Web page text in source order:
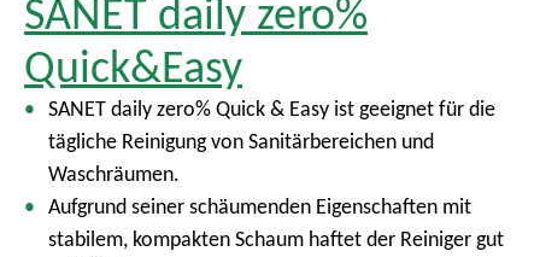
n
a
c
SANET daily zero%
Quick&Easy
SANET daily zero% Quick & Easy ist geeignet für die
tägliche Reinigung von Sanitärbereichen und
Waschräumen.
Aufgrund seiner schäumenden Eigenschaften mit
stabilem, kompakten Schaum haftet der Reiniger gut